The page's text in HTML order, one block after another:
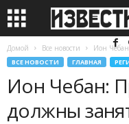
Домой Все новости Ион
ВСЕ НОВОСТИ ГЛАВНАЯ
Ион Чебан:
должны